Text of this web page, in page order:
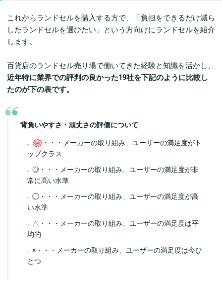
これからランドセルを購入する方で、「負担をできるだけ減ら
したランドセルを選びたい」という方向けにランドセルを紹介
します。
百貨店のランドセル売り場で働いてきた経験と知識を活かし、
近年特に業界での評判の良かった19社を下記のように比較し
たのが下の表です。
背負いやすさ・頑丈さの評価について
・・・メーカーの取り組み、ユーザーの満足度がト
ップクラス
◎・・・メーカーの取り組み、ユーザーの満足度が非
常に高い水準
◯・・・メーカーの取り組み、ユーザーの満足度が高
い水準
△・・・メーカーの取り組み、ユーザーの満足度は平
均的
×・・・メーカーの取り組み、ユーザーの満足度は今ひ
とつ